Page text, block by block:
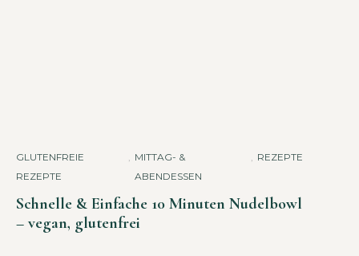
GLUTENFREIE
REZEPTE
MITTAG- &
ABENDESSEN
REZEPTE
Schnelle & Einfache 10 Minuten Nudelbowl
– vegan, glutenfrei